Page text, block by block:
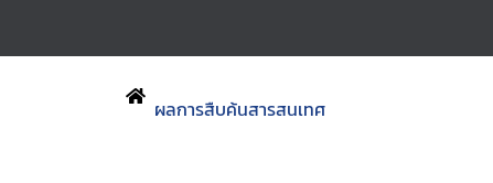
ผลการสืบค้นสารสนเทศ